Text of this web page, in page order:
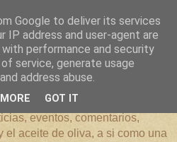
Olivar
eventos, comentarios,
el aceite de oliva, a si como una
Google to deliver its services
IP address and user-agent are
performance and security
service, generate usage
address abuse.
GOT IT